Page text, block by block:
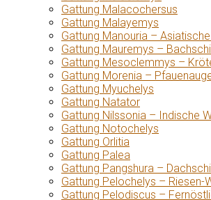
Gattung Malacochersus
Gattung Malayemys
Gattung Manouria –
Gattung Mauremys –
Gattung Mesoclemmys –
Gattung Morenia –
Gattung Myuchelys
Gattung Natator
Gattung Nilssonia – Indische
Gattung Notochelys
Gattung Orlitia
Gattung Palea
Gattung Pangshura –
Gattung Pelochelys – Riesen-
Gattung Pelodiscus –